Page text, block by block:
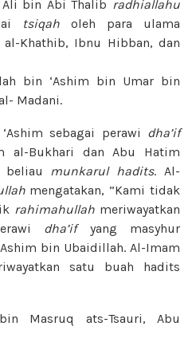
bin Abi Thalib radhiallahu
tsiqah oleh para ulama
Khathib, Ibnu Hibban, dan
bin ‘Ashim bin Umar bin
Madani.
sebagai perawi dha’if
al-Bukhari dan Abu Hatim
beliau munkarul hadits. Al-
mengatakan, ”Kami tidak
rahimahullahmeriwayatkan
dha’if yang masyhur
bin Ubaidillah. Al-Imam
satu buah hadits
Masruq ats-Tsauri, Abu